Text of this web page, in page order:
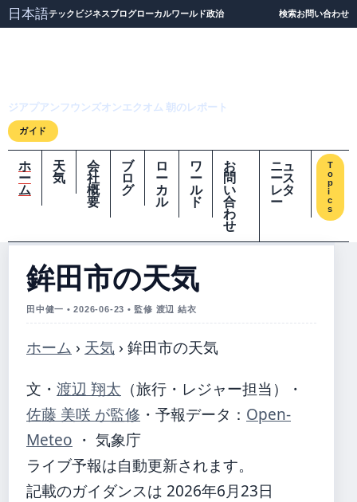
日本語テック ビジネスブログローカルワールド政治 検索お問い合わせ
ジアプアンフウンズオンエクオム 朝のレポート
ガイド
ホ
ー
ム
天
気
会
社
概
要
ブ
ロ
グ
ロ
ー
カ
ル
ワ
ー
ル
ド
お
問
い
合
わ
せ
ニュ
ース
レタ
ー
T
o
p
i
c
s
鉾田市の天気
田中健一 • 2026-06-23 • 監修 渡辺 結衣
ホーム › 天気 › 鉾田市の天気
文・ 渡辺 翔太 （旅行・レジャー担当）
・
佐藤 美咲 が監修 ・ 予報データ： Open-
Meteo ・ 気象庁
ライブ予報は自動更新されます。
記載のガイダンスは 2026年6月23日